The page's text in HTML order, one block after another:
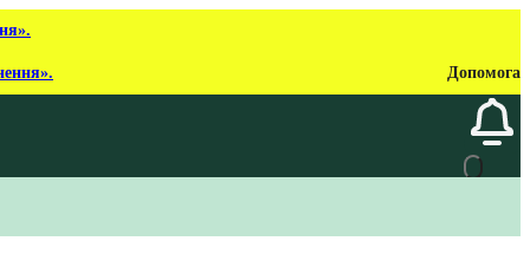
Допомога